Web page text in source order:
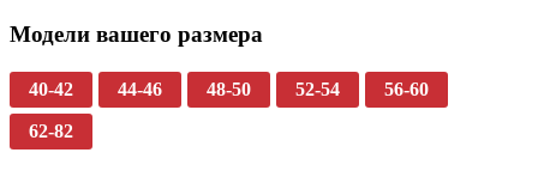
Модели вашего размера
40-42 44-46 48-50 52-54 56-60
62-82